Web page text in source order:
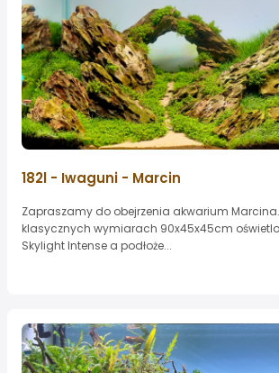
182l - Iwaguni - Marcin
Zapraszamy do obejrzenia akwarium
klasycznych wymiarach 90x45x45cm
Skylight Intense a podłoże...